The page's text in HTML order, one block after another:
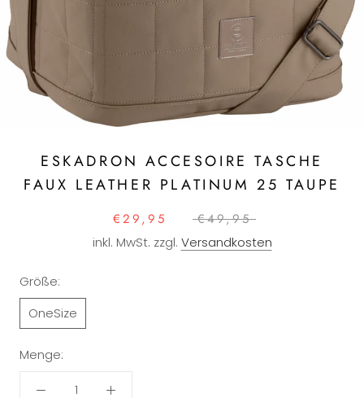
ESKADRON ACCESOIRE TASCHE
FAUX LEATHER PLATINUM 25 TAUPE
€29,95 €49,95
inkl. MwSt. zzgl. Versandkosten
Größe:
OneSize
Menge: